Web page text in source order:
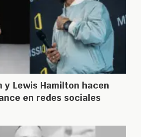
y Lewis Hamilton hacen
en redes sociales